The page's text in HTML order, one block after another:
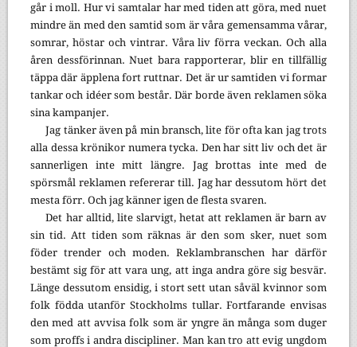
går i moll. Hur vi samtalar har med tiden att göra, med nuet
mindre än med den samtid som är våra gemensamma vårar,
somrar, höstar och vintrar. Våra liv förra veckan. Och alla
åren dessförinnan. Nuet bara rapporterar, blir en tillfällig
täppa där äpplena fort ruttnar. Det är ur samtiden vi formar
tankar och idéer som består. Där borde även reklamen söka
sina kampanjer.
Jag tänker även på min bransch, lite för ofta kan jag trots
alla dessa krönikor numera tycka. Den har sitt liv och det är
sannerligen inte mitt längre. Jag brottas inte med de
spörsmål reklamen refererar till. Jag har dessutom hört det
mesta förr. Och jag känner igen de flesta svaren.
Det har alltid, lite slarvigt, hetat att reklamen är barn av
sin tid. Att tiden som räknas är den som sker, nuet som
föder trender och moden. Reklambranschen har därför
bestämt sig för att vara ung, att inga andra göre sig besvär.
Länge dessutom ensidig, i stort sett utan såväl kvinnor som
folk födda utanför Stockholms tullar. Fortfarande envisas
den med att avvisa folk som är yngre än många som duger
som proffs i andra discipliner. Man kan tro att evig ungdom